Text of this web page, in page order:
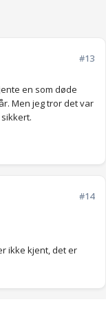
#13
en som døde
Men jeg tror det var
#14
ikke kjent, det er